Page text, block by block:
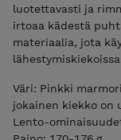
luotettavasti ja
irtoaa kädestä
materiaalia, jota
Väri: Pinkki
jokainen kiekko on
Lento-